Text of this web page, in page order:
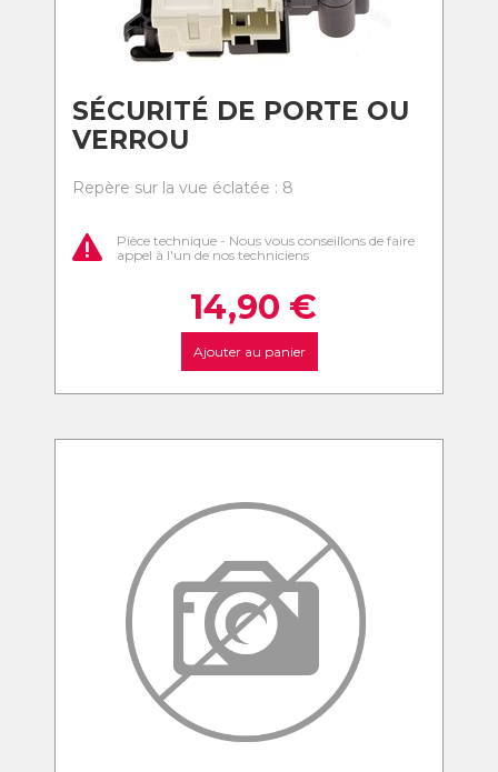
SÉCURITÉ DE PORTE OU
VERROU
Repère sur la vue éclatée : 8
Pièce technique - Nous vous conseillons de faire
appel à l'un de nos techniciens
14,90 €
Ajouter au panier